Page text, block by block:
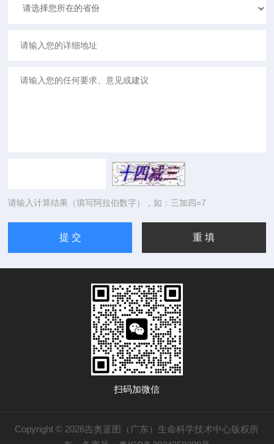
请输入计算结果（填写阿拉伯数字），如：三加四=7
扫码加微信
Copyright © 2026吉奥蓝图（广东）生命科学技术中心版权所